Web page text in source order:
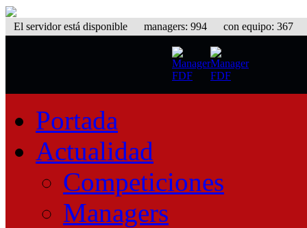
El servidor está disponible managers: 994 con equipo: 367
Portada
Actualidad
Competiciones
Managers